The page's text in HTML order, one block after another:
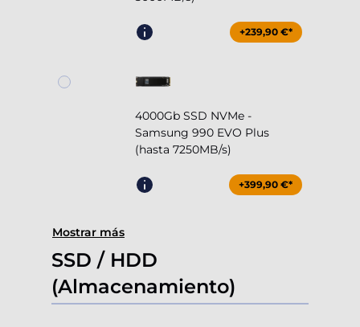
+239,90 €*
4000Gb SSD NVMe -
Samsung 990 EVO Plus
(hasta 7250MB/s)
+399,90 €*
Mostrar más
SSD / HDD
(Almacenamiento)